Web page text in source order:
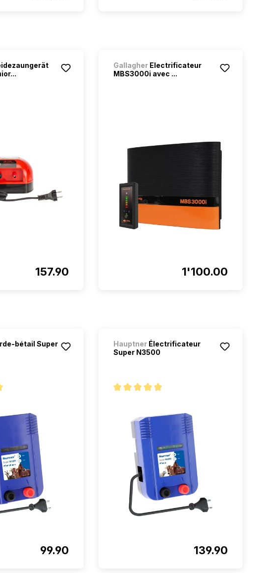
157.90
GallagherElectrificateur
MBS3000i avec ...
1'100.00
bétail Super
99.90
HauptnerÉlectrificateur
Super N3500
139.90